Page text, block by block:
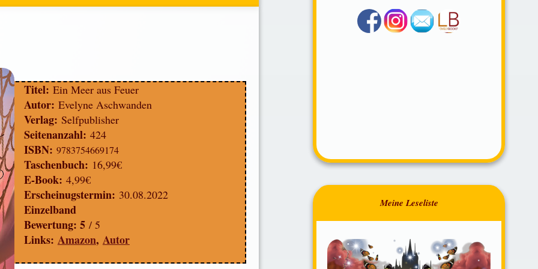
Titel: Ein Meer aus Feuer
Autor: Evelyne Aschwanden
Verlag: Selfpublisher
Seitenanzahl: 424
ISBN: 9783754669174
Taschenbuch: 16,99€
E-Book: 4,99€
Erscheinugstermin: 30.08.2022
Einzelband
Bewertung: 5 / 5
Links: Amazon, Autor